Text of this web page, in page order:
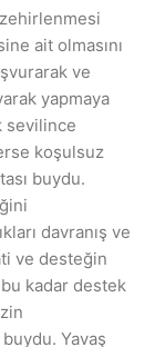
ait olmasını
ve
yapmaya
sevilince
koşulsuz
buydu.
davranış ve
ve desteğin
kadar destek
Yavaş